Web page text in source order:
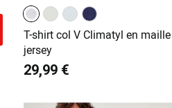
T-shirt col V Climatyl en maille
jersey
29,99 €